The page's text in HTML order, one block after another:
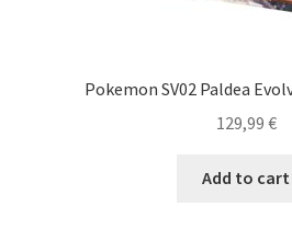
Pokemon SV02 Paldea
129,99 €
Add to cart